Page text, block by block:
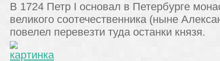
В 1724 Петр I основал в Петербурге
великого соотечественника (ныне
повелел перевезти туда останки князя.